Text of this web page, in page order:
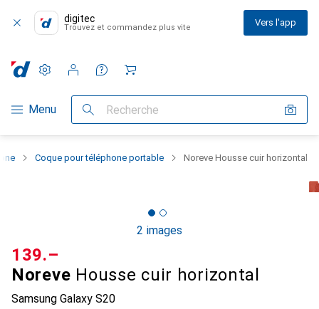
digitec
Trouvez et commandez plus vite Vers l'app
Navigation par catégorie
Menu Recherche
Paramètres
Compte client
Listes de comparaison
Listes d'envies
Panier
Coque pour téléphone portable Noreve Housse cuir horizontal
2 images
Noreve Housse cuir horizontal
Samsung Galaxy S20
CHF
139.–